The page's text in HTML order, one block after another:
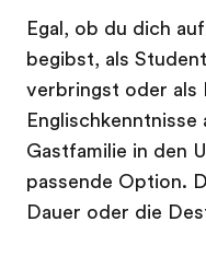
Egal, ob du dich
begibst, als
verbringst oder als
Gastfamilie in den
passende Option.
Dauer oder die